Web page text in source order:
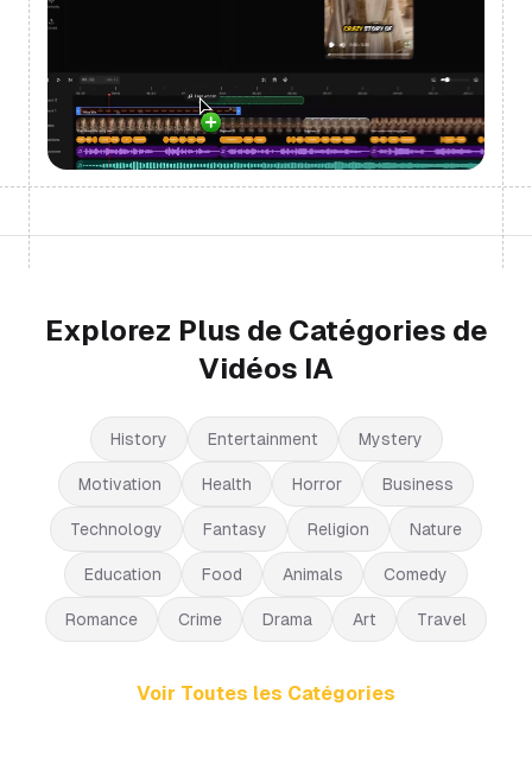
Explorez Plus de Catégories de
Vidéos IA
History Entertainment Mystery
Motivation Health Horror Business
Technology Fantasy Religion Nature
Education Food Animals Comedy
Romance Crime Drama Art Travel
Voir Toutes les Catégories